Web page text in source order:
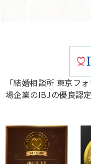
「結婚相談所 東京フ
場企業のIBJの優良認